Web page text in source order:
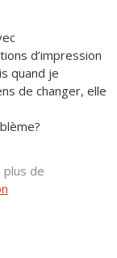
d’impression
quand je
de changer, elle
de